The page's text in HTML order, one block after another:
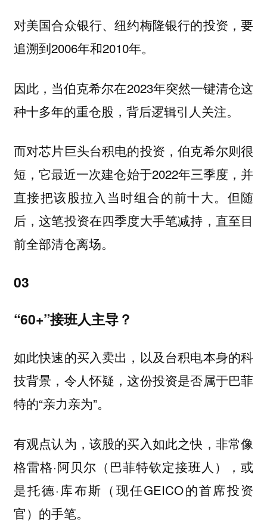
对美国合众银行、纽约梅隆银行的投资，要
追溯到2006年和2010年。
因此，当伯克希尔在2023年突然一键清仓这
种十多年的重仓股，背后逻辑引人关注。
而对芯片巨头台积电的投资，伯克希尔则很
短，它最近一次建仓始于2022年三季度，并
直接把该股拉入当时组合的前十大。但随
后，这笔投资在四季度大手笔减持，直至目
前全部清仓离场。
03
“60+”接班人主导？
如此快速的买入卖出，以及台积电本身的科
技背景，令人怀疑，这份投资是否属于巴菲
特的“亲力亲为”。
有观点认为，该股的买入如此之快，非常像
格雷格·阿贝尔（巴菲特钦定接班人），或
是托德·库布斯（现任GEICO的首席投资
官）的手笔。